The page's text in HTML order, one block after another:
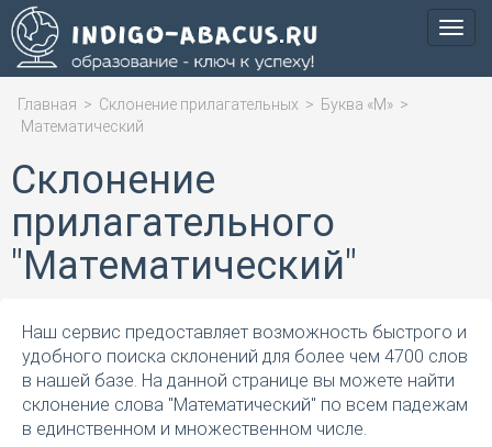
Меню
Главная > Склонение прилагательных > Буква «М» >
Математический
Склонение
прилагательного
"Математический"
Наш сервис предоставляет возможность быстрого и
удобного поиска склонений для более чем 4700 слов
в нашей базе. На данной странице вы можете найти
склонение слова "Математический" по всем падежам
в единственном и множественном числе.